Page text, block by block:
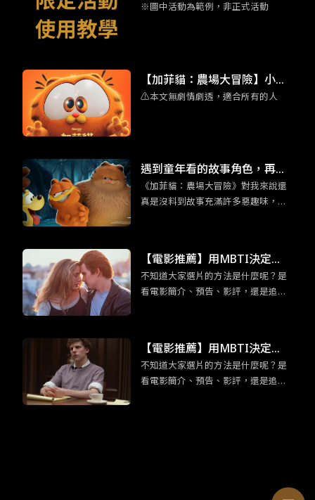
※圖中活動為範例，非正式活動
【加菲貓：農場大冒險】小加
菲擄獲人心 彩蛋滿滿的家庭喜
⚠️本文無劇情劇透，適合所有的人
遇到童年看的故事角色，再世
故的大人們，也會回到孩提時
期的模樣。
《加菲貓：農場大冒險》對我來說還
真是沒料到故事充滿許多惡趣味，外
身為加菲貓鐵粉們還不看爆？
【電影推薦】用MBTI決定
吧！適合「渴望深度交流」EN
FP競選者的五部電影
不知道大家選片的方法是什麼呢？是
看電影簡介、預告、影評，還是追各
曾想過要看的片一個機會喔！在正文
開始前，我們先來認識ENFP競選者
吧！ENFP競選者看似外向活潑，交友
【電影推薦】用MBTI決定
吧！ESTP企業家「足智多謀」
的五部電影
不知道大家選片的方法是什麼呢？是
看電影簡介、預告、影評，還是追各
大膽、創新、足智多謀便是這類人的